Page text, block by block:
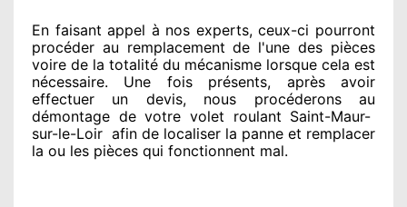
En faisant appel à nos experts, ceux-ci pourront
procéder au remplacement de l'une des pièces
voire de la totalité du mécanisme lorsque cela est
nécessaire. Une fois présents, après avoir
effectuer un devis, nous procéderons au
démontage de votre volet roulant Saint-Maur-
sur-le-Loir afin de localiser la panne et remplacer
la ou les pièces qui fonctionnent mal.